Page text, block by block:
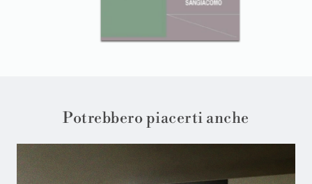
Potrebbero piacerti anche